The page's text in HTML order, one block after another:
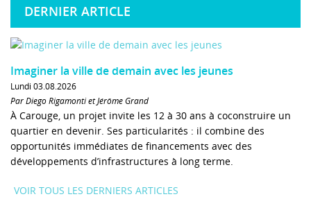
DERNIER ARTICLE
Imaginer la ville de demain avec les jeunes
Lundi 03.08.2026
Par Diego Rigamonti et Jérôme Grand
À Carouge, un projet invite les 12 à 30 ans à coconstruire un
quartier en devenir. Ses particularités : il combine des
opportunités immédiates de financements avec des
développements d’infrastructures à long terme.
VOIR TOUS LES DERNIERS ARTICLES